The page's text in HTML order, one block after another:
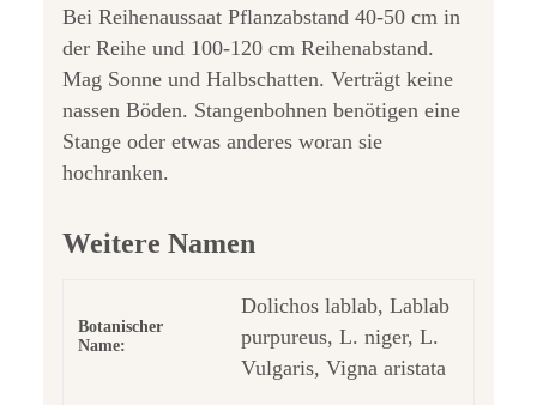
Bei Reihenaussaat Pflanzabstand 40-50 cm in
der Reihe und 100-120 cm Reihenabstand.
Mag Sonne und Halbschatten. Verträgt keine
nassen Böden. Stangenbohnen benötigen eine
Stange oder etwas anderes woran sie
hochranken.
Weitere Namen
Botanischer
Name:
Dolichos lablab, Lablab
purpureus, L. niger, L.
Vulgaris, Vigna aristata